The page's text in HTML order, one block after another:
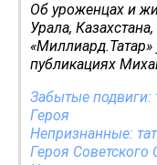
Об уроженцах и
Урала,
публикациях
Забытые подвиги:
Героя
Непризнанные:
Героя Советского